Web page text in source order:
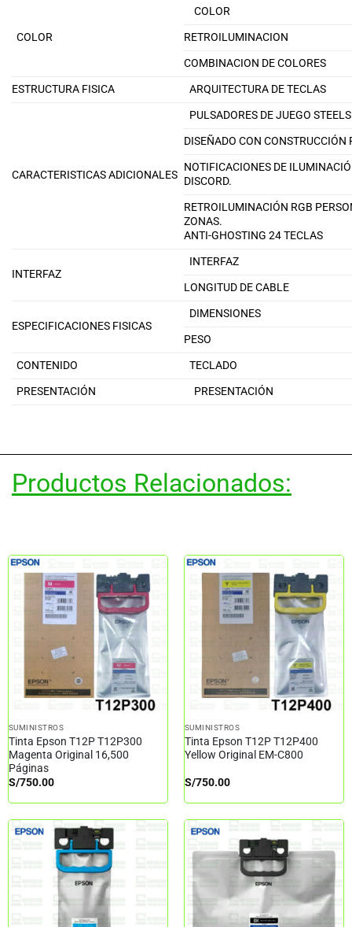
COLOR
COLOR
RETROILUMINACION
COMBINACION DE COLORES
ESTRUCTURA FISICA
ARQUITECTURA DE TECLAS
CARACTERISTICAS ADICIONALES
PULSADORES DE JUEGO
DISEÑADO CON CONSTRUCCIÓN
NOTIFICACIONES DE
DISCORD.
RETROILUMINACIÓN RGB
ZONAS.
ANTI-GHOSTING 24 TECLAS
INTERFAZ
INTERFAZ
LONGITUD DE CABLE
ESPECIFICACIONES FISICAS
DIMENSIONES
PESO
CONTENIDO
TECLADO
PRESENTACIÓN
PRESENTACIÓN
Productos Relacionados:
SUMINISTROS
Tinta Epson T12P T12P300
Magenta Original 16,500
Páginas
S/750.00
SUMINISTROS
Tinta Epson T12P T12P400
Yellow Original EM-C800
S/750.00